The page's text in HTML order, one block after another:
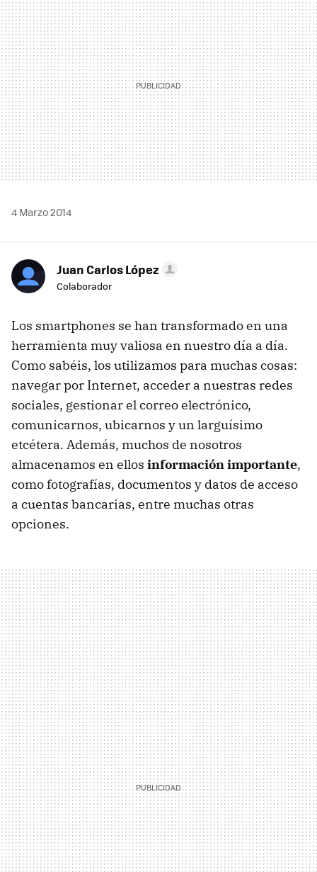
4 Marzo 2014
Juan Carlos López
Colaborador
Los smartphones se han transformado en una
herramienta muy valiosa en nuestro día a día.
Como sabéis, los utilizamos para muchas cosas:
navegar por Internet, acceder a nuestras redes
sociales, gestionar el correo electrónico,
comunicarnos, ubicarnos y un larguísimo
etcétera. Además, muchos de nosotros
almacenamos en ellos información importante,
como fotografías, documentos y datos de acceso
a cuentas bancarias, entre muchas otras
opciones.